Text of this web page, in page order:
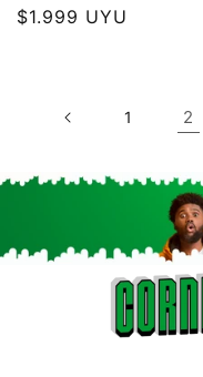
Precio
$1.999 UYU
1 2